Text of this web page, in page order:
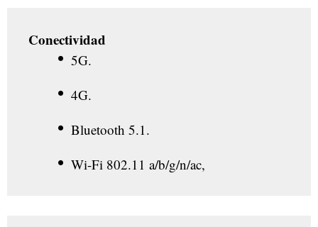
Conectividad
5G.
4G.
Bluetooth 5.1.
Wi-Fi 802.11 a/b/g/n/ac,